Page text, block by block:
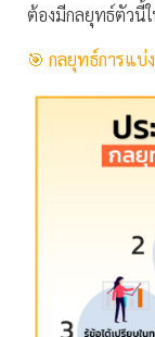
ต้องมีกลยุทธ์ตัวนี้
🎯 กลยุทธ์การแบ่